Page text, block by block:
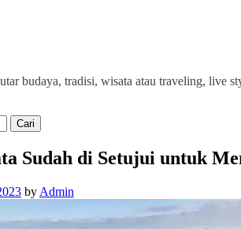
budaya, tradisi, wisata atau traveling, live
Sudah di Setujui untuk
by Admin